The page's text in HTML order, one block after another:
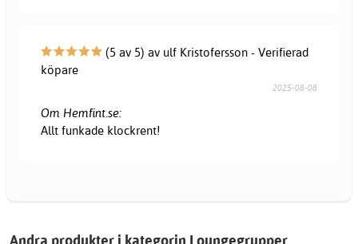
(5 av 5) av ulf Kristofersson - Verifierad
köpare
2025-08-08
Om Hemfint.se:
Allt funkade klockrent!